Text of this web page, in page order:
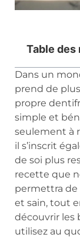
Table des
Dans un
prend de
propre
simple et
seulement à
il s’inscrit
de soi plus
recette que
permettra de
et sain, tout
découvrir les
utilisez au